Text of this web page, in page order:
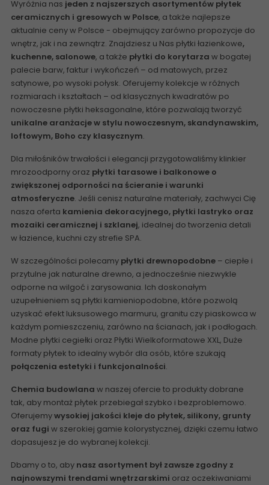
Wyróżnia nas jeden z najszerszych asortymentów płytek
ceramicznych i gresowych w Polsce, a także najlepsze
aktualnie ceny w Polsce - obejmujący zarówno propozycje do
wnętrz, jak i na zewnątrz. Znajdziesz u Nas płytki łazienkowe,
kuchenne, salonowe, a także płytki do korytarza w bogatej
palecie barw, faktur i wykończeń – od matowych, przez
satynowe, po wysoki połysk. Oferujemy kolekcje w różnych
rozmiarach i kształtach – od klasycznych kwadratów po
nowoczesne płytki heksagonalne, które pozwalają tworzyć
unikalne aranżacje w stylu nowoczesnym, skandynawskim,
loftowym, Boho czy klasycznym.
Dla miłośników trwałości i elegancji przygotowaliśmy klinkier
mrozoodporny oraz płytki tarasowe i balkonowe o
zwiększonej odporności na ścieranie i warunki
atmosferyczne. Jeśli cenisz naturalne materiały, zachwyci Cię
nasza oferta kamienia dekoracyjnego, płytki lastryko oraz
mozaiki ceramicznej i szklanej, idealnej do tworzenia detali
w łazience, kuchni czy strefie SPA.
W szczególności polecamy płytki drewnopodobne – ciepłe i
przytulne jak naturalne drewno, a jednocześnie niezwykle
odporne na wilgoć i zarysowania. Ich doskonałym
uzupełnieniem są płytki kamieniopodobne, które pozwolą
uzyskać efekt luksusowego marmuru, granitu czy piaskowca w
każdym pomieszczeniu, zarówno na ścianach, jak i podłogach.
Modne płytki cegiełki oraz Płytki Wielkoformatowe XXL, Duże
formaty płytek to idealny wybór dla osób, które szukają
połączenia estetyki i funkcjonalności.
Chemia budowlana w naszej ofercie to produkty dobrane
tak, aby montaż płytek przebiegał szybko i bezproblemowo.
Oferujemywysokiej jakości kleje do płytek, silikony, grunty
oraz fugi w szerokiej gamie kolorystycznej, dzięki czemu łatwo
dopasujesz je do wybranej kolekcji.
Dbamy o to, aby nasz asortyment był zawsze zgodny z
najnowszymi trendami wnętrzarskimi oraz oczekiwaniami